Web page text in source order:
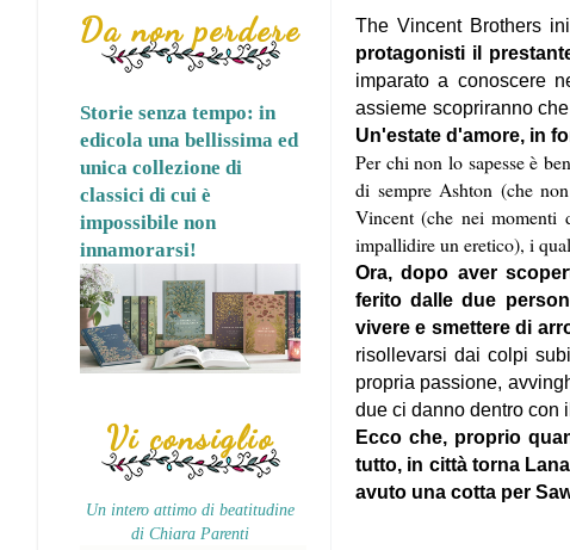
The Vincent Brothers
protagonisti il
imparato a conoscere
assieme scopriranno
Un'estate d'amore, in
Per chi non lo sapesse è
di sempre Ashton (che
Vincent (che nei momenti
impallidire un eretico), i
Ora, dopo aver
ferito dalle due
vivere e smettere di
risollevarsi dai colpi
propria passione,
due ci danno dentro con
Ecco che, proprio
tutto, in città torna
avuto una cotta per
Da non perdere
Storie senza tempo: in
edicola una bellissima ed
unica collezione di
classici di cui è
impossibile non
innamorarsi!
Vi consiglio
Un intero attimo di beatitudine
di Chiara Parenti